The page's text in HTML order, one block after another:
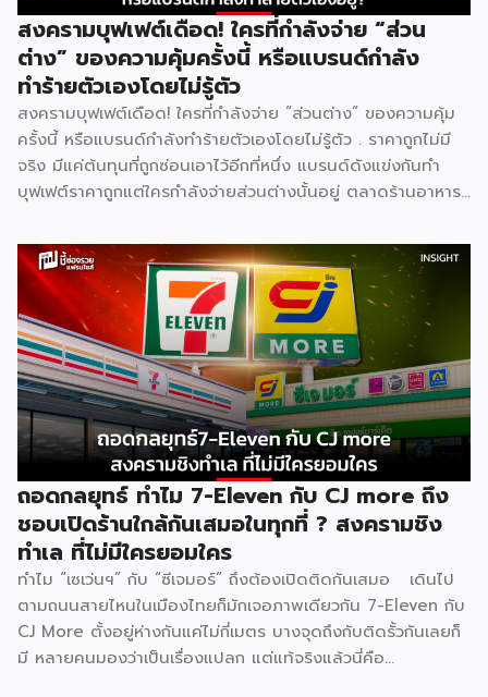
สงครามบุฟเฟต์เดือด! ใครที่กำลังจ่าย “ส่วน
ต่าง” ของความคุ้มครั้งนี้ หรือแบรนด์กำลัง
ทำร้ายตัวเองโดยไม่รู้ตัว
สงครามบุฟเฟต์เดือด! ใครที่กำลังจ่าย “ส่วนต่าง” ของความคุ้ม
ครั้งนี้ หรือแบรนด์กำลังทำร้ายตัวเองโดยไม่รู้ตัว . ราคาถูกไม่มี
จริง มีแค่ต้นทุนที่ถูกซ่อนเอาไว้อีกที่หนึ่ง แบรนด์ดังแข่งกันทำ
บุฟเฟต์ราคาถูกแต่ใครกำลังจ่ายส่วนต่างนั้นอยู่ ตลาดร้านอาหาร
ยังคงเติบโตต่อเนื่อง ฟังดูน่าลงทุน แต่ภายใต้ตัวเลขที่สวยงาม
นั้น ซ่อนความจริงที่ไม่ค่อยมีใครพูดถึง นั่นคือ ยิ่งตลาดใหญ่ การ
แข่งขันยิ่งโหด และสงครามบุฟเฟต์ราคาถูกคือหนึ่งในสมรภูมิที่
เดิมพันสูงที่สุด . [ Content Chapter ] 1.สงครามที่ไม่มีใครกล้า
หยุดก่อน 2.ใครได้ ใครเสีย ทั้งสองฝั่ง 3.Case Study แบรนด์
ไทยในสงครามเดียวกัน 4.ผู้แพ้ที่เงียบที่สุด “พนักงาน” 5.บทสรุป
. [ 1.สงครามที่ไม่มีใครกล้าหยุดก่อน ] . สงครามบุฟเฟต์ไม่ได้เกิด
จากความใจดีของแบรนด์ แต่เกิดจาก ความกลัว กลัวเสียลูกค้าให้
คู่แข่งตามมาตรฐานธุรกิจร้านอาหารไทย Food Cost ที่ดีควรอยู่
ที่ 25–35% ของราคาขาย และ Net […]
ถอดกลยุทธ์ ทำไม 7-Eleven กับ CJ more ถึง
ชอบเปิดร้านใกล้กันเสมอในทุกที่ ? สงครามชิง
ทำเล ที่ไม่มีใครยอมใคร
ทำไม “เซเว่นฯ” กับ “ซีเจมอร์” ถึงต้องเปิดติดกันเสมอ เดินไป
ตามถนนสายไหนในเมืองไทยก็มักเจอภาพเดียวกัน 7-Eleven กับ
CJ More ตั้งอยู่ห่างกันแค่ไม่กี่เมตร บางจุดถึงกับติดรั้วกันเลยก็
มี หลายคนมองว่าเป็นเรื่องแปลก แต่แท้จริงแล้วนี่คือ